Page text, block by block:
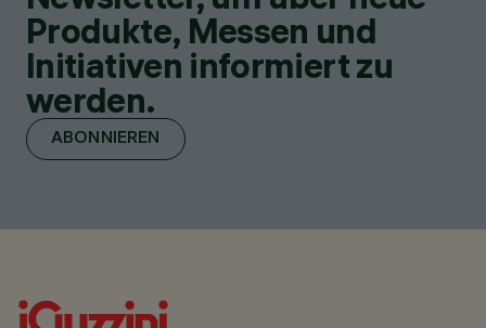
Produkte, Messen und
Initiativen informiert zu
werden.
ABONNIEREN